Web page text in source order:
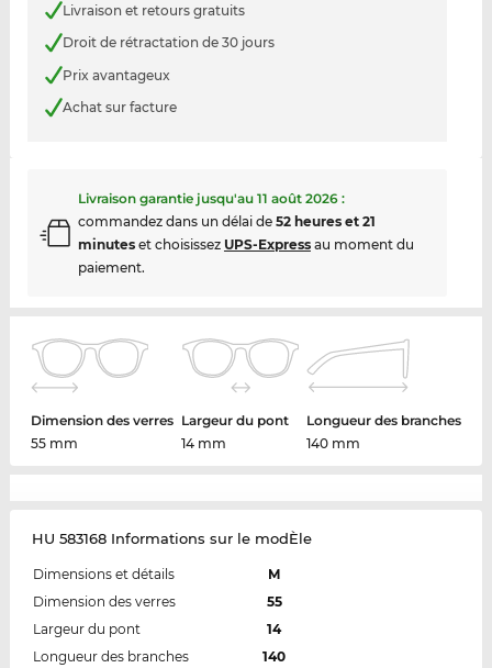
Livraison et retours gratuits
Droit de rétractation de 30 jours
Prix avantageux
Achat sur facture
Livraison garantie jusqu'au 11 août 2026:
commandez dans un délai de 52 heures et 21
minuteset choisissez UPS-Expressau moment du
paiement.
Dimension des verres
55 mm
Largeur du pont
14 mm
Longueur des branches
140 mm
HU 583168 Informations sur le modÈle
Dimensions et détails
M
Dimension des verres
55
Largeur du pont
14
Longueur des branches
140